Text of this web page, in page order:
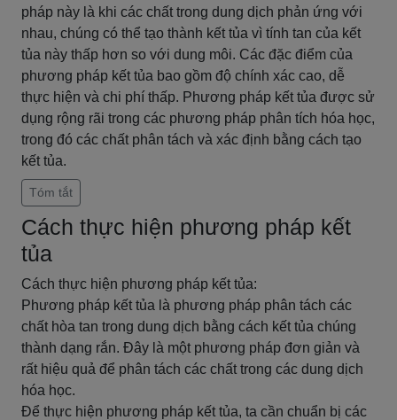
pháp này là khi các chất trong dung dịch phản ứng với
nhau, chúng có thể tạo thành kết tủa vì tính tan của kết
tủa này thấp hơn so với dung môi. Các đặc điểm của
phương pháp kết tủa bao gồm độ chính xác cao, dễ
thực hiện và chi phí thấp. Phương pháp kết tủa được sử
dụng rộng rãi trong các phương pháp phân tích hóa học,
trong đó các chất phân tách và xác định bằng cách tạo
kết tủa.
Tóm tắt
Cách thực hiện phương pháp kết
tủa
Cách thực hiện phương pháp kết tủa:
Phương pháp kết tủa là phương pháp phân tách các
chất hòa tan trong dung dịch bằng cách kết tủa chúng
thành dạng rắn. Đây là một phương pháp đơn giản và
rất hiệu quả để phân tách các chất trong các dung dịch
hóa học.
Để thực hiện phương pháp kết tủa, ta cần chuẩn bị các